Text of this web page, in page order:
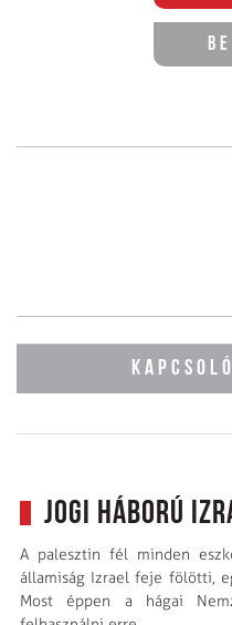
Jogi háború
A palesztin fél minden
államiság Izrael feje fölötti,
Most éppen a hágai